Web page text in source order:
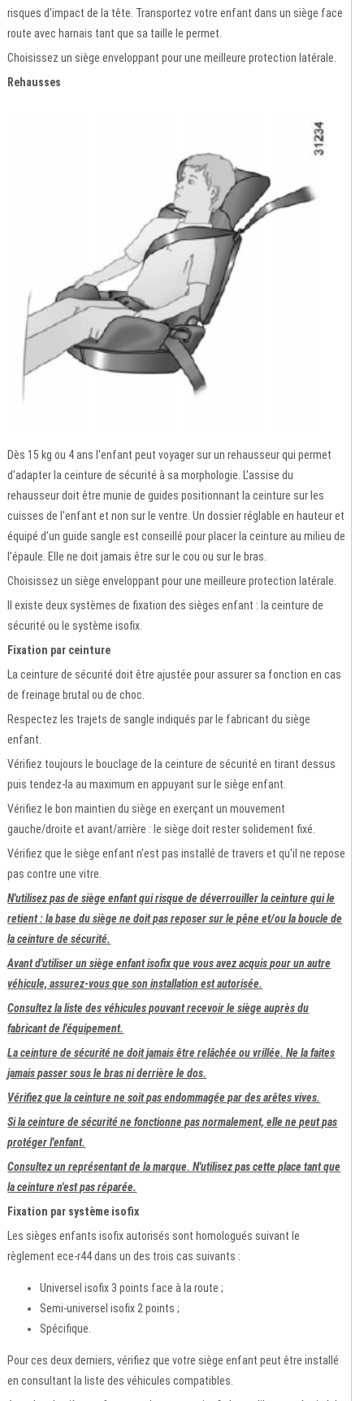
risques d'impact de la tête. Transportez votre enfant dans un siège face
route avec harnais tant que sa taille le permet.
Choisissez un siège enveloppant pour une meilleure protection latérale.
Rehausses
Dès 15 kg ou 4 ans l'enfant peut voyager sur un rehausseur qui permet
d'adapter la ceinture de sécurité à sa morphologie. L'assise du
rehausseur doit être munie de guides positionnant la ceinture sur les
cuisses de l'enfant et non sur le ventre. Un dossier réglable en hauteur et
équipé d'un guide sangle est conseillé pour placer la ceinture au milieu de
l'épaule. Elle ne doit jamais être sur le cou ou sur le bras.
Choisissez un siège enveloppant pour une meilleure protection latérale.
Il existe deux systèmes de fixation des sièges enfant : la ceinture de
sécurité ou le système isofix.
Fixation par ceinture
La ceinture de sécurité doit être ajustée pour assurer sa fonction en cas
de freinage brutal ou de choc.
Respectez les trajets de sangle indiqués par le fabricant du siège
enfant.
Vérifiez toujours le bouclage de la ceinture de sécurité en tirant dessus
puis tendez-la au maximum en appuyant sur le siège enfant.
Vérifiez le bon maintien du siège en exerçant un mouvement
gauche/droite et avant/arrière : le siège doit rester solidement fixé.
Vérifiez que le siège enfant n'est pas installé de travers et qu'il ne repose
pas contre une vitre.
N'utilisez pas de siège enfant qui risque de déverrouiller la ceinture qui le
retient : la base du siège ne doit pas reposer sur le pêne et/ou la boucle de
la ceinture de sécurité.
Avant d'utiliser un siège enfant isofix que vous avez acquis pour un autre
véhicule, assurez-vous que son installation est autorisée.
Consultez la liste des véhicules pouvant recevoir le siège auprès du
fabricant de l'équipement.
La ceinture de sécurité ne doit jamais être relâchée ou vrillée. Ne la faites
jamais passer sous le bras ni derrière le dos.
Vérifiez que la ceinture ne soit pas endommagée par des arêtes vives.
Si la ceinture de sécurité ne fonctionne pas normalement, elle ne peut pas
protéger l'enfant.
Consultez un représentant de la marque. N'utilisez pas cette place tant que
la ceinture n'est pas réparée.
Fixation par système isofix
Les sièges enfants isofix autorisés sont homologués suivant le
règlement ece-r44 dans un des trois cas suivants :
Universel isofix 3 points face à la route ;
Semi-universel isofix 2 points ;
Spécifique.
Pour ces deux derniers, vérifiez que votre siège enfant peut être installé
en consultant la liste des véhicules compatibles.